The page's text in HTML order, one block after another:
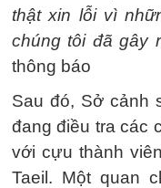
thật xin lỗi vì
chúng tôi đã gây
thông báo
Sau đó, Sở cảnh
đang điều tra các
với cựu thành
Taeil. Một quan